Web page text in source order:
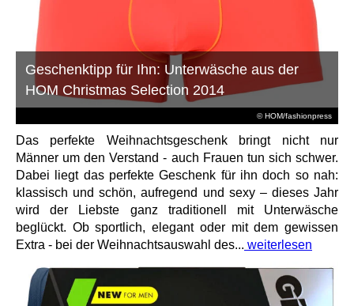
© HOM/fashionpress
Geschenktipp für Ihn: Unterwäsche aus der
HOM Christmas Selection 2014
Das perfekte Weihnachtsgeschenk bringt nicht nur
Männer um den Verstand - auch Frauen tun sich schwer.
Dabei liegt das perfekte Geschenk für ihn doch so nah:
klassisch und schön, aufregend und sexy – dieses Jahr
wird der Liebste ganz traditionell mit Unterwäsche
beglückt. Ob sportlich, elegant oder mit dem gewissen
Extra - bei der Weihnachtsauswahl des... weiterlesen